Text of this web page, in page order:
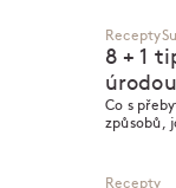
Recepty
8 + 1
Co s
způsobů,
Recepty